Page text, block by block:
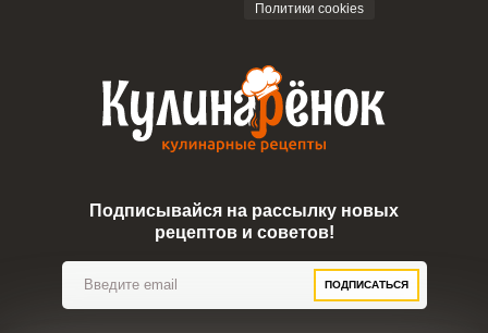
Политики cookies
Подписывайся на рассылку новых
рецептов и советов!
ПОДПИСАТЬСЯ